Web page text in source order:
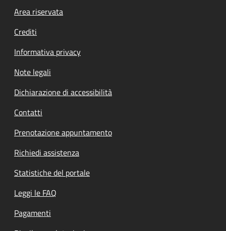
Footer menu
Area riservata
Crediti
Informativa privacy
Note legali
Dichiarazione di accessibilità
Contatti
Prenotazione appuntamento
Richiedi assistenza
Statistiche del portale
Leggi le FAQ
Pagamenti